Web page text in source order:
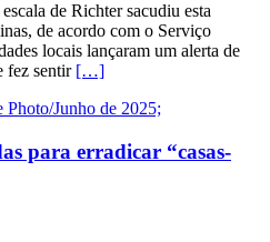
de Richter sacudiu esta
de acordo com o Serviço
locais lançaram um alerta de
fez sentir […]
para erradicar “casas-